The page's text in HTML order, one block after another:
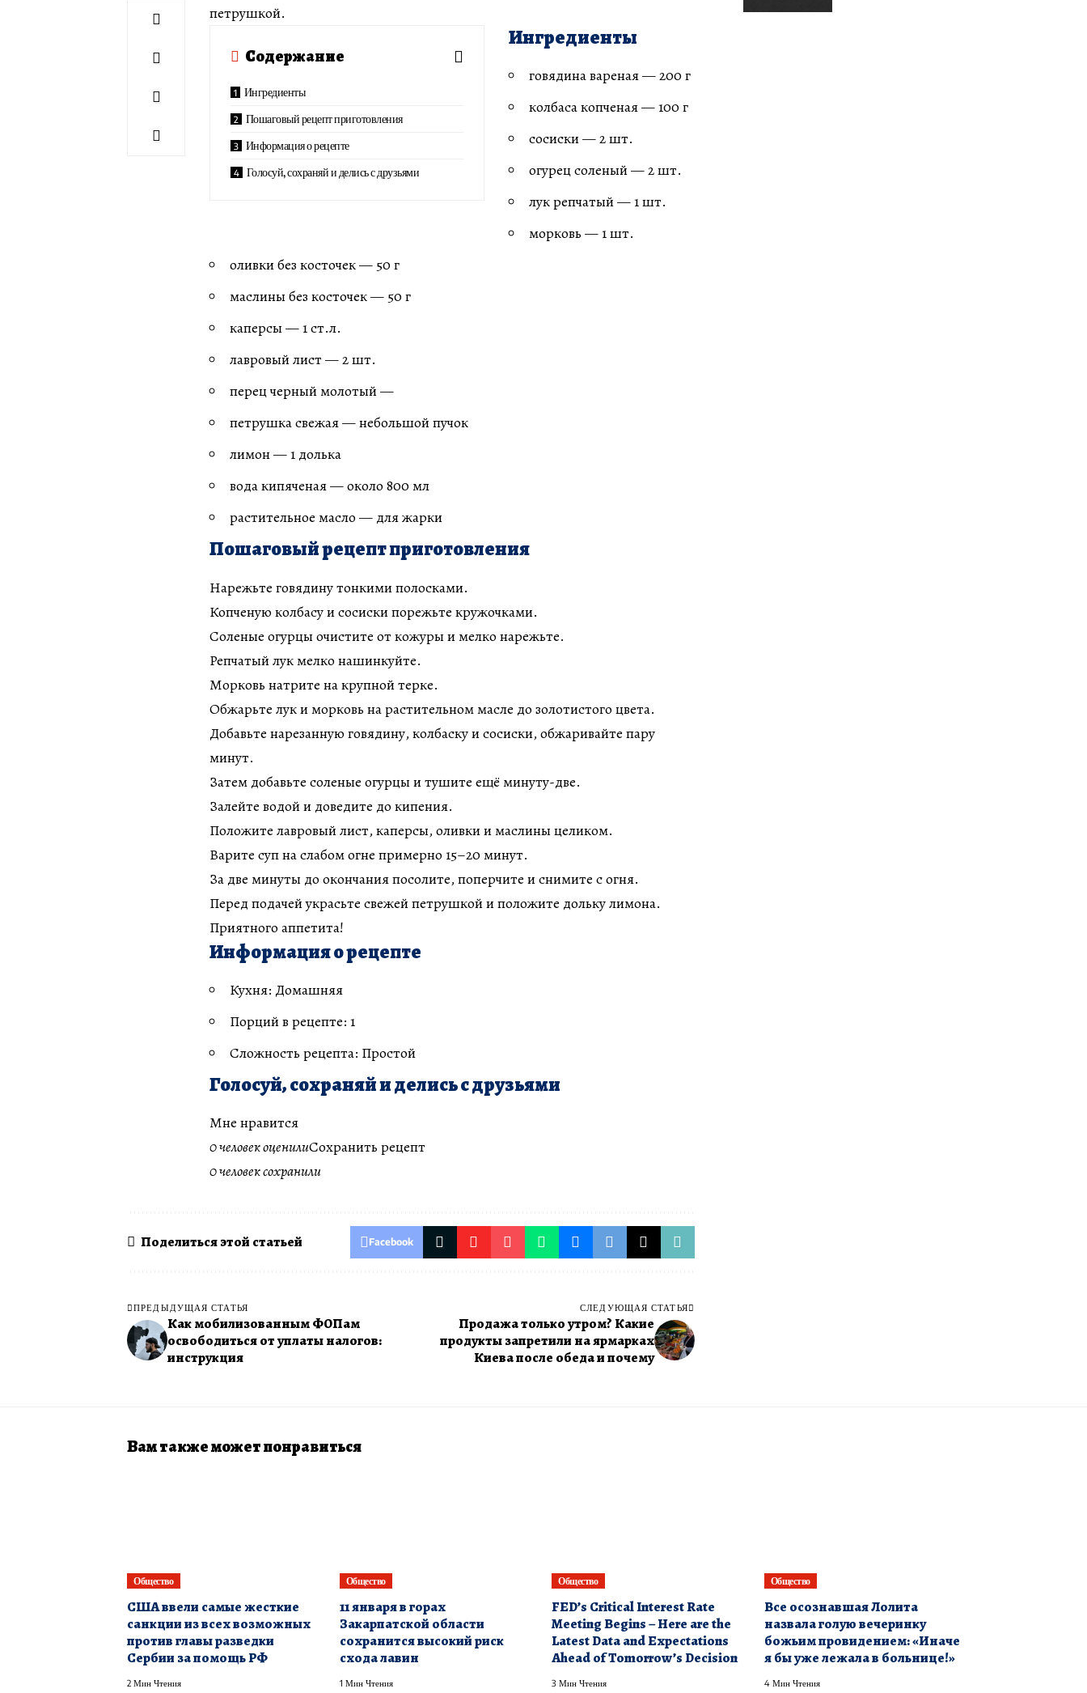
петрушкой.
Содержание
Ингредиенты
Пошаговый рецепт приготовления
Информация о рецепте
Голосуй, сохраняй и делись с друзьями
Ингредиенты
говядина вареная — 200 г
колбаса копченая — 100 г
сосиски — 2 шт.
огурец соленый — 2 шт.
лук репчатый — 1 шт.
морковь — 1 шт.
оливки без косточек — 50 г
маслины без косточек — 50 г
каперсы — 1 ст.л.
лавровый лист — 2 шт.
перец черный молотый —
петрушка свежая — небольшой пучок
лимон — 1 долька
вода кипяченая — около 800 мл
растительное масло — для жарки
Пошаговый рецепт приготовления
Нарежьте говядину тонкими полосками.
Копченую колбасу и сосиски порежьте кружочками.
Соленые огурцы очистите от кожуры и мелко нарежьте.
Репчатый лук мелко нашинкуйте.
Морковь натрите на крупной терке.
Обжарьте лук и морковь на растительном масле до золотистого цвета.
Добавьте нарезанную говядину, колбаску и сосиски, обжаривайте пару
минут.
Затем добавьте соленые огурцы и тушите ещё минуту-две.
Залейте водой и доведите до кипения.
Положите лавровый лист, каперсы, оливки и маслины целиком.
Варите суп на слабом огне примерно 15–20 минут.
За две минуты до окончания посолите, поперчите и снимите с огня.
Перед подачей украсьте свежей петрушкой и положите дольку лимона.
Приятного аппетита!
Информация о рецепте
Кухня: Домашняя
Порций в рецепте: 1
Сложность рецепта: Простой
Голосуй, сохраняй и делись с друзьями
Мне нравится
0 человек оценилиСохранить рецепт
0 человек сохранили
Поделиться этой статьей Facebook
ПРЕДЫДУЩАЯ СТАТЬЯ
Как мобилизованным ФОПам
освободиться от уплаты налогов:
инструкция
СЛЕДУЮЩАЯ СТАТЬЯ
Продажа только утром? Какие
продукты запретили на ярмарках
Киева после обеда и почему
Вам также может понравиться
Общество
США ввели самые жесткие
санкции из всех возможных
против главы разведки
Сербии за помощь РФ
2 Мин Чтения
Общество
11 января в горах
Закарпатской области
сохранится высокий риск
схода лавин
1 Мин Чтения
Общество
FED’s Critical Interest Rate
Meeting Begins – Here are the
Latest Data and Expectations
Ahead of Tomorrow’s Decision
3 Мин Чтения
Общество
Все осознавшая Лолита
назвала голую вечеринку
божьим провидением: «Иначе
я бы уже лежала в больнице!»
4 Мин Чтения